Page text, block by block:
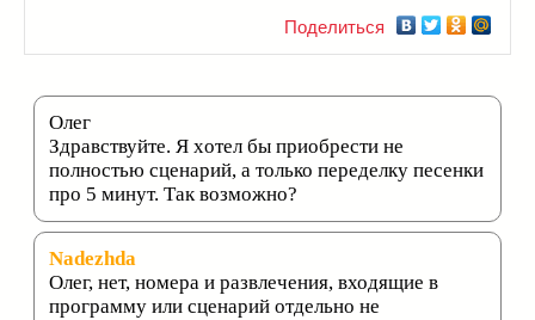
Поделиться
Олег
Здравствуйте. Я xотел бы приобрести не
полностью сценарий, а только переделку песенки
про 5 минут. Так возможно?
Nadezhda
Олег, нет, номера и развлечения, входящие в
программу или сценарий отдельно не